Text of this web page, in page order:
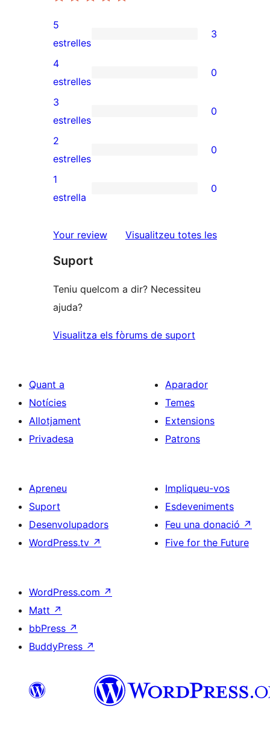
3
valoracions
de
5
estrelles
5
estrelles
3
0
valoracions
de
4
estrelles
4
estrelles
0
0
valoracions
de
3
estrelles
3
estrelles
0
0
valoracions
de
estrelles
2
estrelles
0
0
de
estrelles
1
estrella
0
Your review Visualitzeu totes lesressenyes
Suport
Teniu quelcom a dir? Necessiteu
ajuda?
Visualitza els fòrums de suport
Quant a
Notícies
Allotjament
Privadesa
Aparador
Temes
Extensions
Patrons
Apreneu
Suport
Desenvolupadors
WordPress.tv ↗
Impliqueu-vos
Esdeveniments
Feu una donació ↗
Five for the Future
WordPress.com ↗
Matt ↗
bbPress ↗
BuddyPress ↗